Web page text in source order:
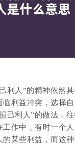
利人”的精神依然
利益冲突，选择
己利人”的做法，
作中，有时一个
某些利益，而这